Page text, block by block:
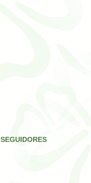
SEGUIDORES